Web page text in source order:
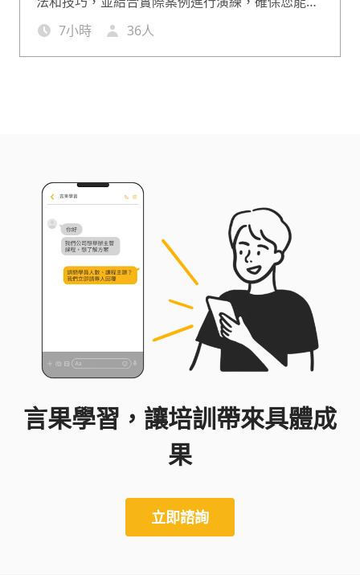
工作中靈活應用這些方法，促進企業內部創新和競
爭力的提升。
7小時 36人
言果學習，讓培訓帶來具體成
果
立即諮詢